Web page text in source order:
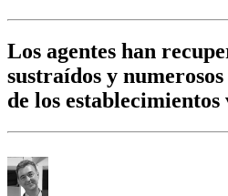
Los agentes han
sustraídos y
de los